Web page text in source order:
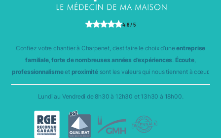
4.8 / 5
Confiez votre chantier à Charpenet, c’est faire le choix d’uneentreprise
familiale,forte de nombreuses années d’expériences. Écoute,
professionnalismeet proximitésont les valeurs qui nous tiennent à cœur.
Lundi au Vendredi de 8h30 à 12h30 et 13h30 à 18h00.